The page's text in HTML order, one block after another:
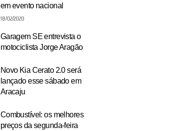
em evento nacional
18/02/2020
Garagem SE entrevista o
motociclista Jorge Aragão
Novo Kia Cerato 2.0 será
lançado esse sábado em
Aracaju
Combustível: os melhores
preços da segunda-feira